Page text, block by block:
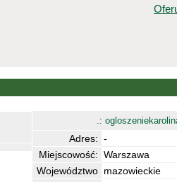
.:
Adres: -
Miejscowość: Warszawa
Województwo mazowieckie